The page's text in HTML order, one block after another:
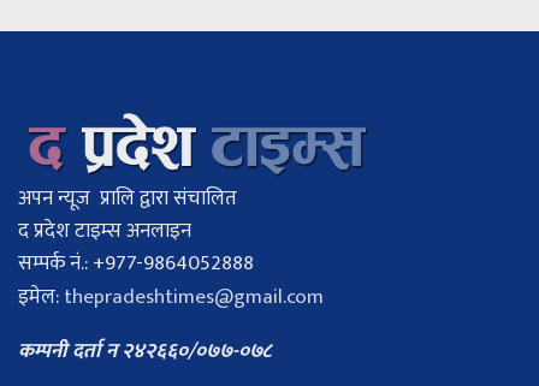
अपन न्यूज प्रालि द्वारा संचालित
द प्रदेश टाइम्स अनलाइन
सम्पर्क नं.: +977-9864052888
इमेल:thepradeshtimes@gmail.com
कम्पनी दर्ता न २४२६६०/०७७-०७८